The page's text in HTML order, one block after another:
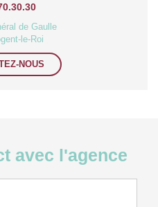
de Gaulle
le-Roi
NOUS
avec l'agence